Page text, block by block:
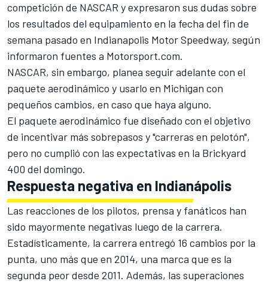
competición de NASCAR y expresaron sus dudas sobre
los resultados del equipamiento en la fecha del fin de
semana pasado en Indianapolis Motor Speedway, según
informaron fuentes a Motorsport.com.
NASCAR, sin embargo, planea seguir adelante con el
paquete aerodinámico y usarlo en Michigan con
pequeños cambios, en caso que haya alguno.
El paquete aerodinámico fue diseñado con el objetivo
de incentivar más sobrepasos y "carreras en pelotón",
pero no cumplió con las expectativas en la Brickyard
400 del domingo.
Respuesta negativa en Indianápolis
Las reacciones de los pilotos, prensa y fanáticos han
sido mayormente negativas luego de la carrera.
Estadísticamente, la carrera entregó 16 cambios por la
punta, uno más que en 2014, una marca que es la
segunda peor desde 2011. Además, las superaciones